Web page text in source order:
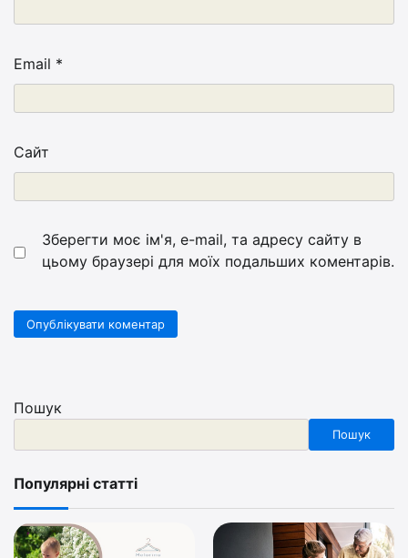
Email *
Сайт
Зберегти моє ім'я, e-mail, та адресу сайту в
цьому браузері для моїх подальших коментарів.
Пошук
Пошук
Популярні статті